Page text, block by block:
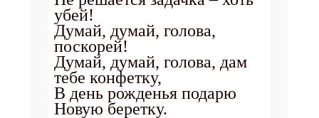
убей!
Думай, думай, голова,
поскорей!
Думай, думай, голова, дам
тебе конфетку,
В день рожденья подарю
Новую беретку.